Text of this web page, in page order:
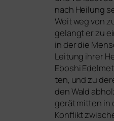
nach Heilung
Weit weg von
gelangt er zu
in der die
Leitung ihrer
Eboshi
ten, und zu
den Wald
gerät mit­ten in
Konflikt